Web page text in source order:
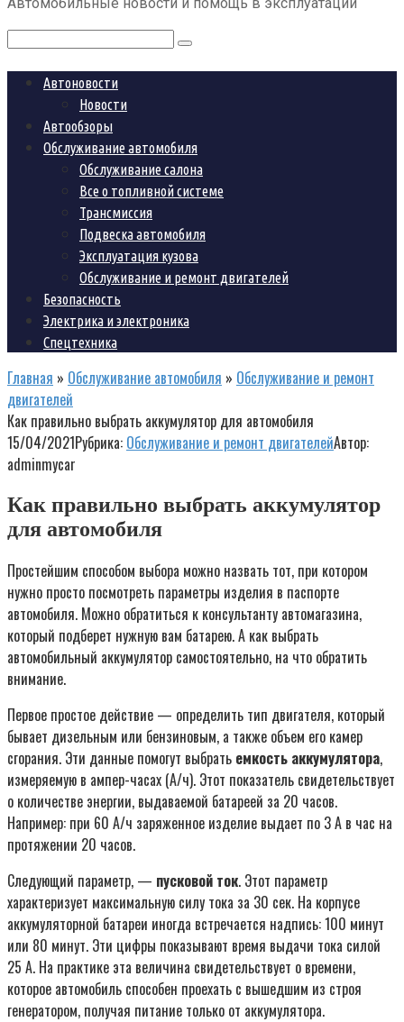
Поиск:
Автоновости
Новости
Автообзоры
Обслуживание автомобиля
Обслуживание салона
Все о топливной системе
Трансмиссия
Подвеска автомобиля
Эксплуатация кузова
Обслуживание и ремонт двигателей
Безопасность
Электрика и электроника
Спецтехника
Главная » Обслуживание автомобиля » Обслуживание и ремонт
двигателей
Как правильно выбрать аккумулятор для автомобиля
15/04/2021Рубрика: Обслуживание и ремонт двигателейАвтор:
adminmycar
Как правильно выбрать аккумулятор
для автомобиля
Простейшим способом выбора можно назвать тот, при котором
нужно просто посмотреть параметры изделия в паспорте
автомобиля. Можно обратиться к консультанту автомагазина,
который подберет нужную вам батарею. А как выбрать
автомобильный аккумулятор самостоятельно, на что обратить
внимание.
Первое простое действие — определить тип двигателя, который
бывает дизельным или бензиновым, а также объем его камер
сгорания. Эти данные помогут выбрать емкость аккумулятора,
измеряемую в ампер-часах (А/ч). Этот показатель свидетельствует
о количестве энергии, выдаваемой батареей за 20 часов.
Например: при 60 А/ч заряженное изделие выдает по 3 А в час на
протяжении 20 часов.
Следующий параметр, — пусковой ток. Этот параметр
характеризует максимальную силу тока за 30 сек. На корпусе
аккумуляторной батареи иногда встречается надпись: 100 минут
или 80 минут. Эти цифры показывают время выдачи тока силой
25 А. На практике эта величина свидетельствует о времени,
которое автомобиль способен проехать с вышедшим из строя
генератором, получая питание только от аккумулятора.